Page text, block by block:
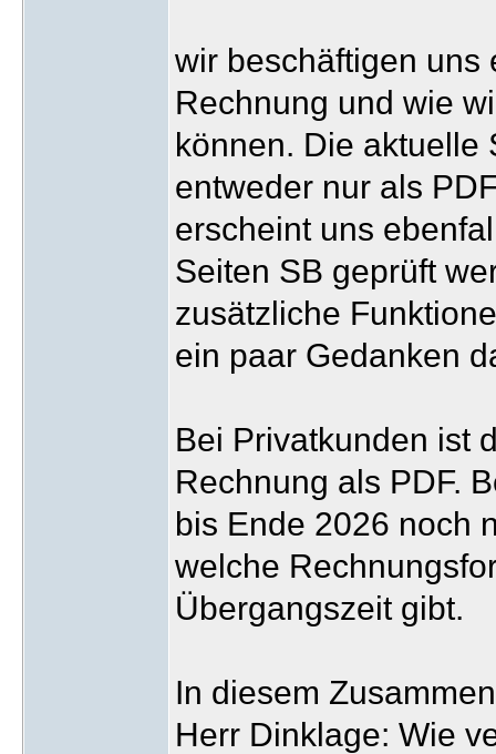
wir beschäftigen uns
Rechnung und wie
können. Die aktuelle
entweder nur als
erscheint uns
Seiten SB geprüft
zusätzliche
ein paar Gedanken
Bei Privatkunden ist
Rechnung als PDF.
bis Ende 2026 noch
welche
Übergangszeit gibt.
In diesem
Herr Dinklage: Wie